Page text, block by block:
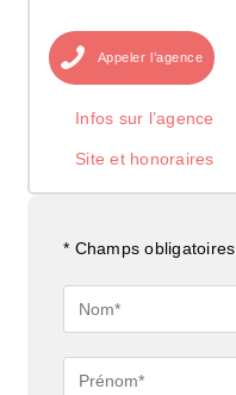
Appeler l’agence
Infos sur l’agence
Site et honoraires
* Champs obligatoires
Nom*
Prénom*